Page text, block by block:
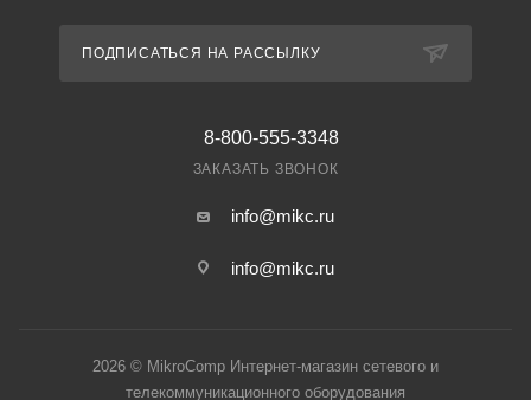
ПОДПИСАТЬСЯ НА РАССЫЛКУ
8-800-555-3348
ЗАКАЗАТЬ ЗВОНОК
info@mikc.ru
info@mikc.ru
2026 © MikroComp Интернет-магазин сетевого и
телекоммуникационного оборудования